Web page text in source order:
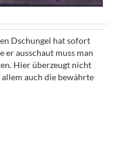
Dschungel hat sofort
er ausschaut muss man
Hier überzeugt nicht
auch die bewährte